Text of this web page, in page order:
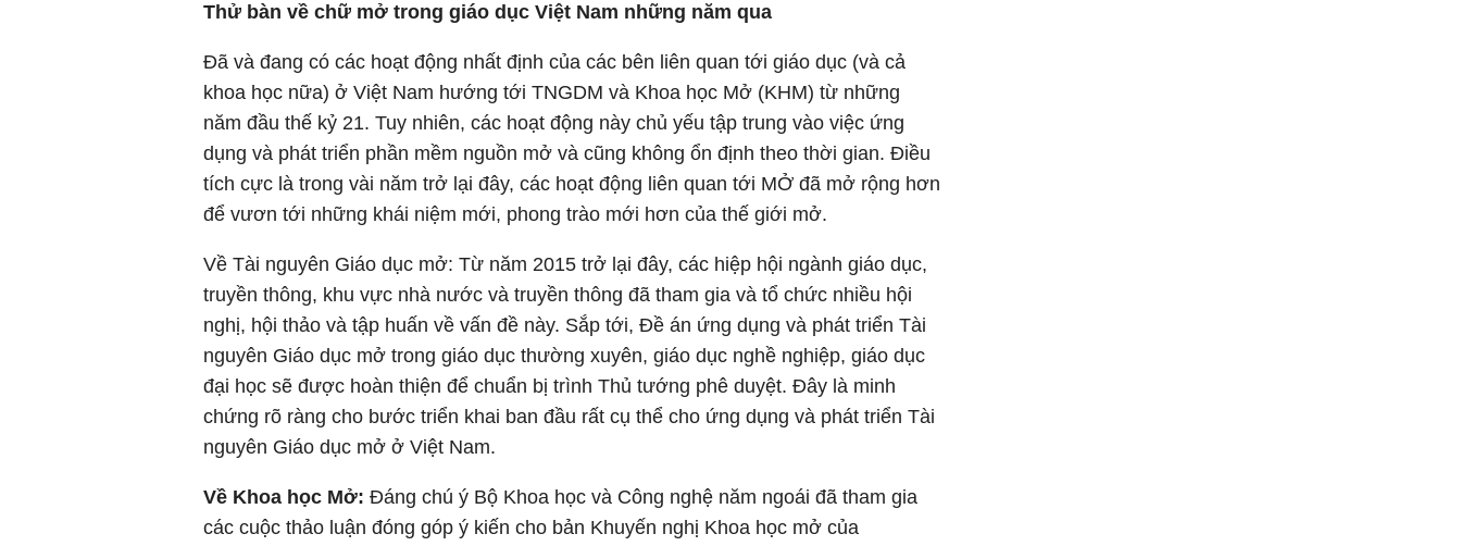
Thử bàn về chữ mở trong giáo dục Việt Nam những năm qua
Đã và đang có các hoạt động nhất định của các bên liên quan tới giáo dục (và cả
khoa học nữa) ở Việt Nam hướng tới TNGDM và Khoa học Mở (KHM) từ những
năm đầu thế kỷ 21. Tuy nhiên, các hoạt động này chủ yếu tập trung vào việc ứng
dụng và phát triển phần mềm nguồn mở và cũng không ổn định theo thời gian. Điều
tích cực là trong vài năm trở lại đây, các hoạt động liên quan tới MỞ đã mở rộng hơn
để vươn tới những khái niệm mới, phong trào mới hơn của thế giới mở.
Về Tài nguyên Giáo dục mở: Từ năm 2015 trở lại đây, các hiệp hội ngành giáo dục,
truyền thông, khu vực nhà nước và truyền thông đã tham gia và tổ chức nhiều hội
nghị, hội thảo và tập huấn về vấn đề này. Sắp tới, Đề án ứng dụng và phát triển Tài
nguyên Giáo dục mở trong giáo dục thường xuyên, giáo dục nghề nghiệp, giáo dục
đại học sẽ được hoàn thiện để chuẩn bị trình Thủ tướng phê duyệt. Đây là minh
chứng rõ ràng cho bước triển khai ban đầu rất cụ thể cho ứng dụng và phát triển Tài
nguyên Giáo dục mở ở Việt Nam.
Về Khoa học Mở: Đáng chú ý Bộ Khoa học và Công nghệ năm ngoái đã tham gia
các cuộc thảo luận đóng góp ý kiến cho bản Khuyến nghị Khoa học mở của